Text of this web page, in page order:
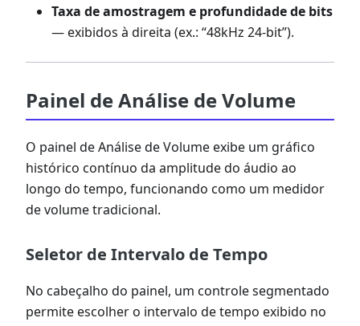
Taxa de amostragem e profundidade de bits
— exibidos à direita (ex.: “48kHz 24-bit”).
Painel de Análise de Volume
O painel de Análise de Volume exibe um gráfico
histórico contínuo da amplitude do áudio ao
longo do tempo, funcionando como um medidor
de volume tradicional.
Seletor de Intervalo de Tempo
No cabeçalho do painel, um controle segmentado
permite escolher o intervalo de tempo exibido no